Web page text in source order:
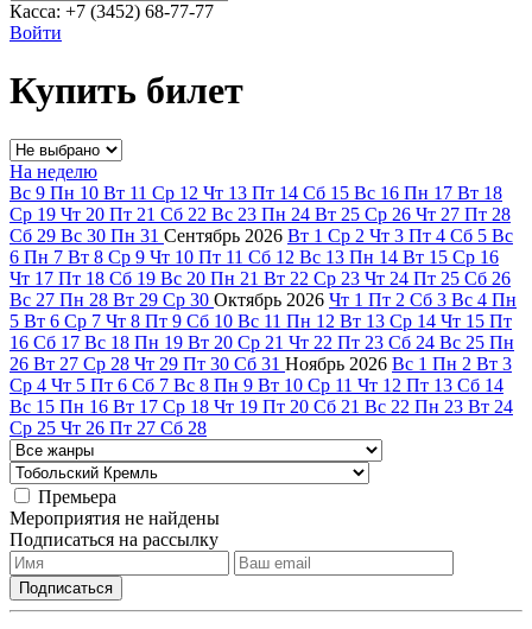
Касса: +7 (3452) 68-77-77
Войти
Купить билет
На неделю
Вс 9 Пн 10 Вт 11 Ср 12 Чт 13 Пт 14 Сб 15 Вс 16 Пн 17 Вт 18
Ср 19 Чт 20 Пт 21 Сб 22 Вс 23 Пн 24 Вт 25 Ср 26 Чт 27 Пт 28
Сб 29 Вс 30 Пн 31 Сентябрь 2026 Вт 1 Ср 2 Чт 3 Пт 4 Сб 5 Вс
6 Пн 7 Вт 8 Ср 9 Чт 10 Пт 11 Сб 12 Вс 13 Пн 14 Вт 15 Ср 16
Чт 17 Пт 18 Сб 19 Вс 20 Пн 21 Вт 22 Ср 23 Чт 24 Пт 25 Сб 26
Вс 27 Пн 28 Вт 29 Ср 30 Октябрь 2026 Чт 1 Пт 2 Сб 3 Вс 4 Пн
5 Вт 6 Ср 7 Чт 8 Пт 9 Сб 10 Вс 11 Пн 12 Вт 13 Ср 14 Чт 15 Пт
16 Сб 17 Вс 18 Пн 19 Вт 20 Ср 21 Чт 22 Пт 23 Сб 24 Вс 25 Пн
26 Вт 27 Ср 28 Чт 29 Пт 30 Сб 31 Ноябрь 2026 Вс 1 Пн 2 Вт 3
Ср 4 Чт 5 Пт 6 Сб 7 Вс 8 Пн 9 Вт 10 Ср 11 Чт 12 Пт 13 Сб 14
Вс 15 Пн 16 Вт 17 Ср 18 Чт 19 Пт 20 Сб 21 Вс 22 Пн 23 Вт 24
Ср 25 Чт 26 Пт 27 Сб 28
Премьера
Мероприятия не найдены
Подписаться на рассылку